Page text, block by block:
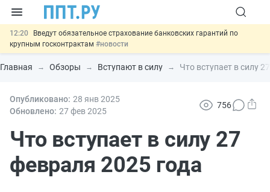
12:20
Введут обязательное страхование банковских гарантий по
крупным госконтрактам #новости
11:12 Закон об ИИ синхронизируют с Гражданским кодексом#новости
00:01
10 августа: важные документы, вступающие в силу сегодня
#новости
платформу ГИС ЕЦП до 31 августа
Главная Обзоры Вступают в силу Что вступает в силу
Опубликовано: 28 янв2025
Обновлено: 27 фев2025
756
Что вступает в силу 27
февраля 2025 года